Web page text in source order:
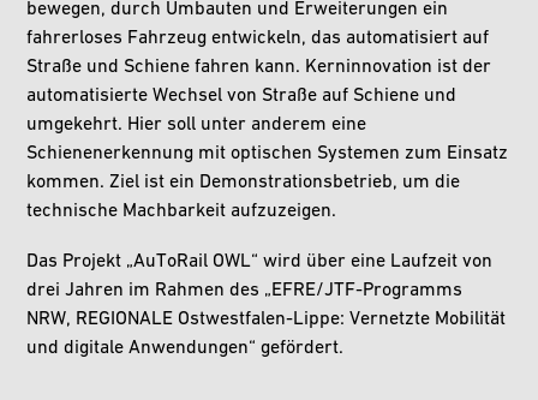
bewegen, durch Umbauten und Erweiterungen ein
fahrerloses Fahrzeug entwickeln, das automatisiert auf
Straße und Schiene fahren kann. Kerninnovation ist der
automatisierte Wechsel von Straße auf Schiene und
umgekehrt. Hier soll unter anderem eine
Schienenerkennung mit optischen Systemen zum Einsatz
kommen. Ziel ist ein Demonstrationsbetrieb, um die
technische Machbarkeit aufzuzeigen.
Das Projekt „AuToRail OWL“ wird über eine Laufzeit von
drei Jahren im Rahmen des „EFRE/JTF-Programms
NRW, REGIONALE Ostwestfalen-Lippe: Vernetzte Mobilität
und digitale Anwendungen“ gefördert.